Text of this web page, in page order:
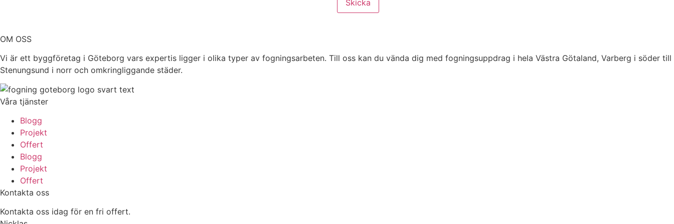
Skicka
OM OSS
Vi är ett byggföretag i Göteborg vars expertis ligger i olika typer av fogningsarbeten. Till oss kan du vända dig med fogningsuppdrag i hela Västra Götaland, Varberg i söder till
Stenungsund i norr och omkringliggande städer.
Våra tjänster
Blogg
Projekt
Offert
Blogg
Projekt
Offert
Kontakta oss
Kontakta oss idag för en fri offert.